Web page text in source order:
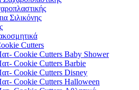
Σιλικόνης
Cutters
Cookie Cutters Baby Shower
Cookie Cutters Barbie
Cookie Cutters Disney
Cookie Cutters Halloween